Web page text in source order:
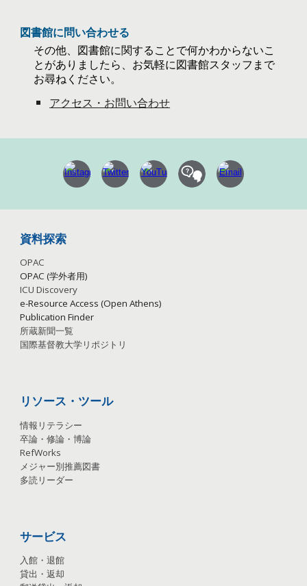
図書館に問い合わせる
その他、図書館に関することで何かわからないこ
とがありましたら、お気軽に図書館スタッフまで
お尋ねください。
アクセス・お問い合わせ
資料探索
OPAC
OPAC (学外者用)
ICU Discovery
e-Resource Access (Open Athens)
Publication Finder
所蔵新聞一覧
国際基督教大学リポジトリ
リソース・ツール
情報リテラシー
卒論・修論・博論
RefWorks
メジャー別推薦図書
多読リーダー
サービス
入館・退館
貸出・返却